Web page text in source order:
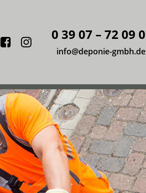
Facebook
Instagram
0 39 07 – 72 09 0
info@deponie-gmbh.de